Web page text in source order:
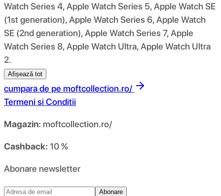
Watch Series 4, Apple Watch Series 5, Apple Watch SE
(1st generation), Apple Watch Series 6, Apple Watch
SE (2nd generation), Apple Watch Series 7, Apple
Watch Series 8, Apple Watch Ultra, Apple Watch Ultra
2.
Afișează tot
cumpara de pe moftcollection.ro/
Termeni si Conditii
Magazin: moftcollection.ro/
Cashback: 10 %
Abonare newsletter
Abonare